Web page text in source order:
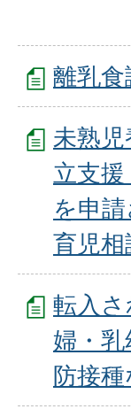
離乳
未熟児
立支
を申
育児相
転入
婦・
防接